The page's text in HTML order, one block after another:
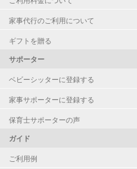
家事代行のご利用について
ギフトを贈る
サポーター
ベビーシッターに登録する
家事サポーターに登録する
保育士サポーターの声
ガイド
ご利用例